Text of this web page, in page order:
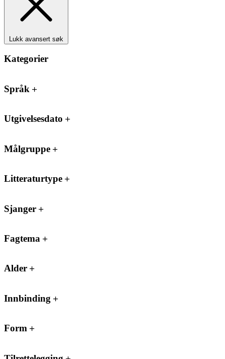
Lukk avansert søk
Kategorier
Språk
Utgivelsesdato
Målgruppe
Litteraturtype
Sjanger
Fagtema
Alder
Innbinding
Form